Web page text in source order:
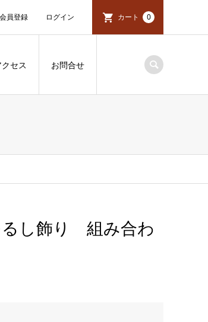
会員登録 ログイン カート 0
クセス お問合せ
し飾り 組み合わ